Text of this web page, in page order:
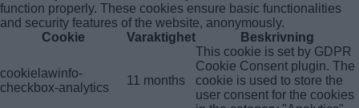
function properly. These cookies ensure basic functionalities
and security features of the website, anonymously.
Cookie
Varaktighet Beskrivning
cookielawinfo-
checkbox-analytics
11 months
This cookie is set by GDPR
Cookie Consent plugin. The
cookie is used to store the
user consent for the cookies